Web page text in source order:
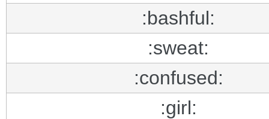
:bashful:
:sweat:
:confused:
:girl: